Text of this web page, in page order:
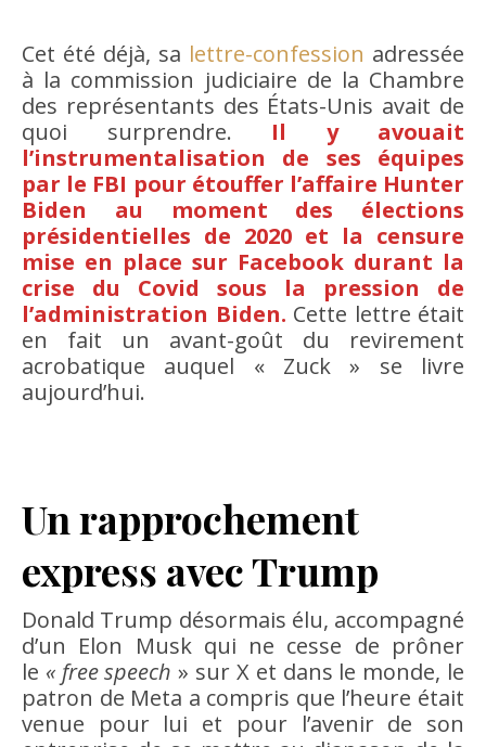
Cet été déjà, sa lettre-confession adressée
à la commission judiciaire de la Chambre
des représentants des États-Unis avait de
quoi surprendre. Il y avouait
l’instrumentalisation de ses équipes
par le FBI pour étouffer l’affaire Hunter
Biden au moment des élections
présidentielles de 2020 et la censure
mise en place sur Facebook durant la
crise du Covid sous la pression de
l’administration Biden. Cette lettre était
en fait un avant-goût du revirement
acrobatique auquel « Zuck » se livre
aujourd’hui.
Un rapprochement
express avec Trump
Donald Trump désormais élu, accompagné
d’un Elon Musk qui ne cesse de prôner
le « free speech » sur X et dans le monde, le
patron de Meta a compris que l’heure était
venue pour lui et pour l’avenir de son